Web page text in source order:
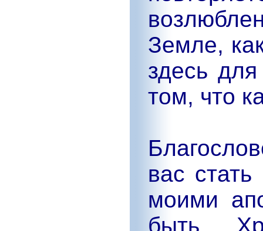
Земле,
здесь
том, что
вас
моими
быть